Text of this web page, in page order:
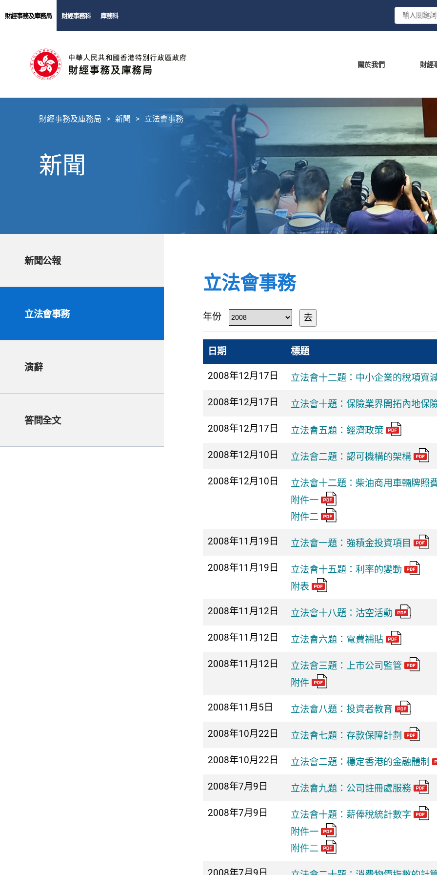
財經事務及庫務局 財經事務科 庫務科
關於我們 財經
財經事務及庫務局 新聞 立法會事務
新聞
新聞公報
立法會事務
演辭
答問全文
立法會事務
年份 去
日期 標題
2008年12月17日 立法會十二題：中小企業的稅項寬
2008年12月17日 立法會十題：保險業界開拓內地保
2008年12月17日 立法會五題：經濟政策
2008年12月10日 立法會二題：認可機構的架構
2008年12月10日
立法會十二題：柴油商用車輛牌照
附件一
附件二
2008年11月19日 立法會一題：強積金投資項目
2008年11月19日
立法會十五題：利率的變動
附表
2008年11月12日 立法會十八題：沽空活動
2008年11月12日 立法會六題：電費補貼
2008年11月12日
立法會三題：上市公司監管
附件
2008年11月5日 立法會八題：投資者教育
2008年10月22日 立法會七題：存款保障計劃
2008年10月22日 立法會二題：穩定香港的金融體制
2008年7月9日 立法會九題：公司註冊處服務
2008年7月9日
立法會十題：薪俸稅統計數字
附件一
附件二